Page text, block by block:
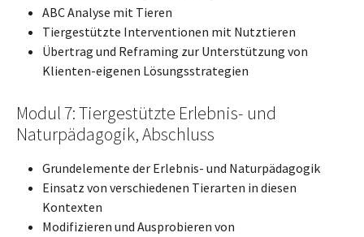
ABC Analyse mit Tieren
Tiergestützte Interventionen mit Nutztieren
Übertrag und Reframing zur Unterstützung von
Klienten-eigenen Lösungsstrategien
Modul 7: Tiergestützte Erlebnis- und
Naturpädagogik, Abschluss
Grundelemente der Erlebnis- und Naturpädagogik
Einsatz von verschiedenen Tierarten in diesen
Kontexten
Modifizieren und Ausprobieren von